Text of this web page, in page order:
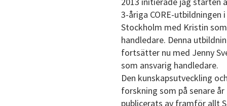
3-åriga CORE-utbildningen
Stockholm med Kristin som
handledare. Denna
fortsätter nu med Jenny
som ansvarig handledare.
Den kunskapsutveckling
forskning som på senare år
publicerats av framför allt